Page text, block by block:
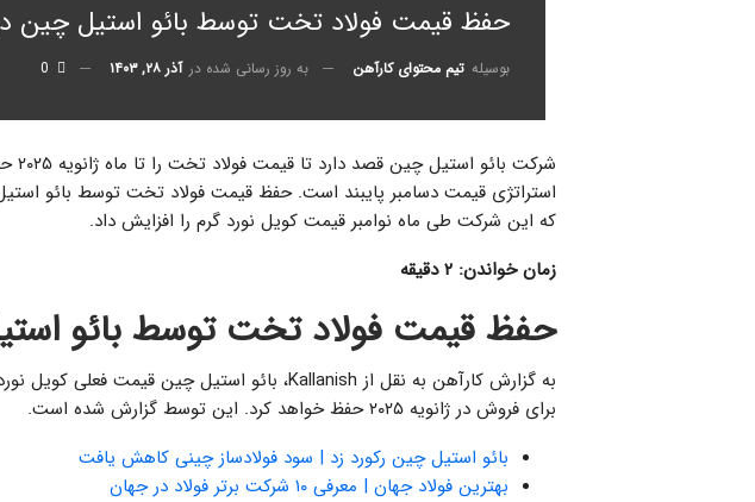
حفظ قیمت فولاد تخت توسط بائو استیل چین در
بوسیله تیم محتوای کارآهن به روز رسانی شده در آذر ۲۸, ۱۴۰۳
استراتژی قیمت دسامبر پایبند است. حفظ قیمت فولاد تخت توسط بائو
که این شرکت طی ماه نوامبر قیمت کویل نورد گرم را افزایش داد.
زمان خواندن: ۲ دقیقه
حفظ قیمت فولاد تخت توسط بائو
برای فروش در ژانویه ۲۰۲۵ حفظ خواهد کرد. این توسط گزارش شده است.
بائو استیل چین رکورد زد | سود فولادساز چینی کاهش یافت
بهترین فولاد جهان | معرفی ۱۰ شرکت برتر فولاد در جهان